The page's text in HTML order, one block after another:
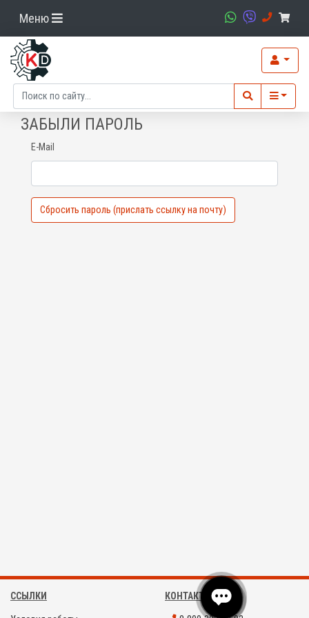
Меню
ЗАБЫЛИ ПАРОЛЬ
E-Mail
Сбросить пароль (прислать ссылку на почту)
ССЫЛКИ КОНТАКТЫ